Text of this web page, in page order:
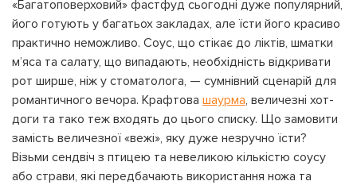
«Багатоповерховий» фастфуд сьогодні дуже популярний,
його готують у багатьох закладах, але їсти його красиво
практично неможливо. Соус, що стікає до ліктів, шматки
м’яса та салату, що випадають, необхідність відкривати
рот ширше, ніж у стоматолога, — сумнівний сценарій для
романтичного вечора. Крафтова шаурма, величезні хот-
доги та тако теж входять до цього списку. Що замовити
замість величезної «вежі», яку дуже незручно їсти?
Візьми сендвіч з птицею та невеликою кількістю соусу
або страви, які передбачають використання ножа та